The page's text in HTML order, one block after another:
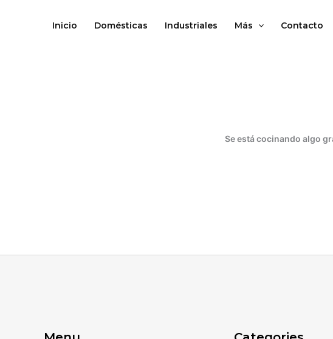
Inicio Domésticas Industriales Más Contacto
Se está cocinando algo